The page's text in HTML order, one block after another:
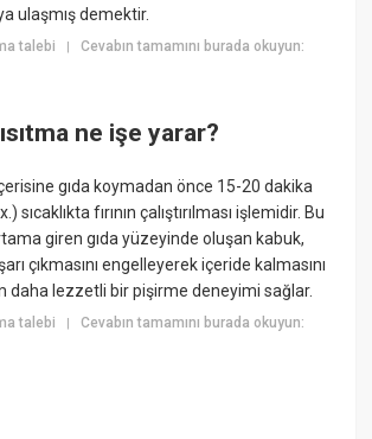
ulaşmış demektir.
talebi |Cevabın tamamını burada okuyun:
ne işe yarar?
içerisine gıda koymadan önce 15-20 dakika
sıcaklıkta fırının çalıştırılması işlemidir. Bu
giren gıda yüzeyinde oluşan kabuk,
çıkmasını engelleyerek içeride kalmasını
daha lezzetli bir pişirme deneyimi sağlar.
talebi |Cevabın tamamını burada okuyun: